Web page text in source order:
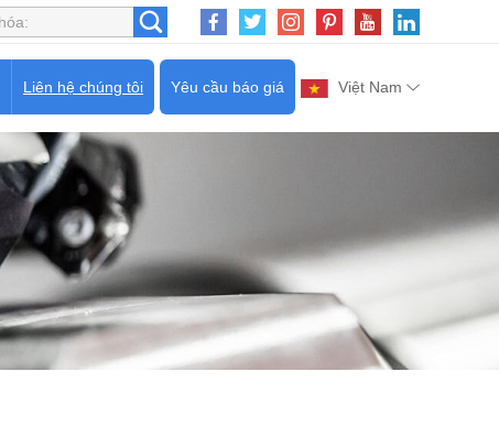
Việt Nam
Yêu cầu báo giá
Liên hệ chúng tôi